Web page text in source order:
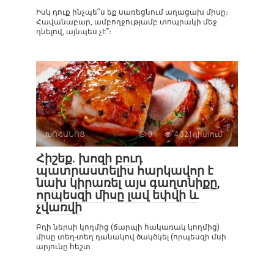
Իսկ դուք ինչպե՞ս եք սառեցնում աղացախ միսը։
Հավանաբար, ամբողջությամբ տոպրակի մեջ
դնելով, այնպես չէ՞։
ԽՈՀԱՆՈՑ 0 4 321դիտում
Հիշեք. խոզի բուդ
պատրաստելիս հարկավոր է
նախ կիրառել այս գաղտնիքը,
որպեսզի միսը լավ եփվի և
չվառվի
Բդի ներսի կողմից (ճարպի հակառակ կողմից)
միսը տեղ-տեղ դանակով ծակծկել (որպեսզի մսի
արյունը հեշտ